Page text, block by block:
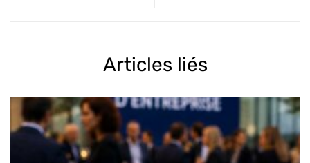
Articles liés